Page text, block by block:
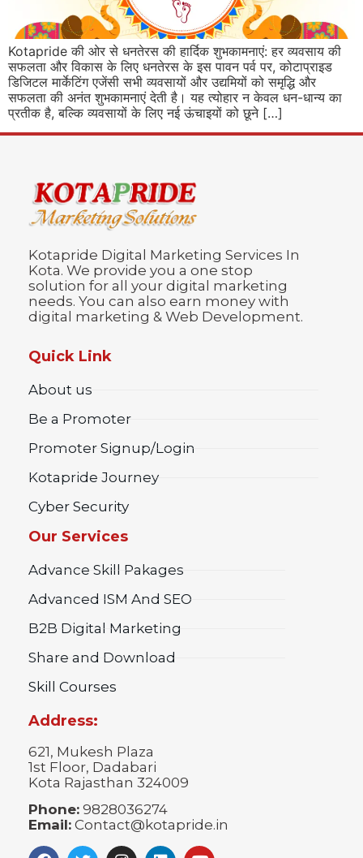
Kotapride की ओर से धनतेरस की हार्दिक शुभकामनाएं: हर व्यवसाय की
सफलता और विकास के लिए धनतेरस के इस पावन पर्व पर, कोटाप्राइड
डिजिटल मार्केटिंग एजेंसी सभी व्यवसायों और उद्यमियों को समृद्धि और
सफलता की अनंत शुभकामनाएं देती है। यह त्योहार न केवल धन-धान्य का
प्रतीक है, बल्कि व्यवसायों के लिए नई ऊंचाइयों को छूने […]
Kotapride Digital Marketing Services In
Kota. We provide you a one stop
solution for all your digital marketing
needs. You can also earn money with
digital marketing & Web Development.
Quick Link
About us
Be a Promoter
Promoter Signup/Login
Kotapride Journey
Cyber Security
Our Services
Advance Skill Pakages
Advanced ISM And SEO
B2B Digital Marketing
Share and Download
Skill Courses
Address:
621, Mukesh Plaza
1st Floor, Dadabari
Kota Rajasthan 324009
Phone: 9828036274
Email: Contact@kotapride.in